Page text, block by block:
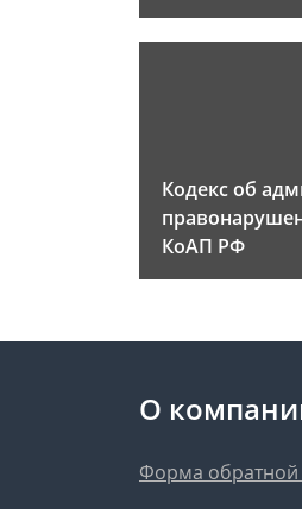
Кодекс об
КоАП РФ
О
Форма обратной